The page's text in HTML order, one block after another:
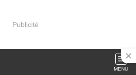
Publicité
MENU